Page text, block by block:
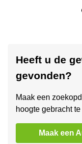
Heeft u de
gevonden?
Maak een
hoogte gebracht
Maak een